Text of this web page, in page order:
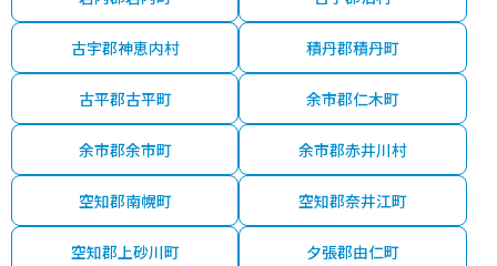
古宇郡神恵内村 積丹郡積丹町
古平郡古平町 余市郡仁木町
余市郡余市町 余市郡赤井川村
空知郡南幌町 空知郡奈井江町
空知郡上砂川町 夕張郡由仁町